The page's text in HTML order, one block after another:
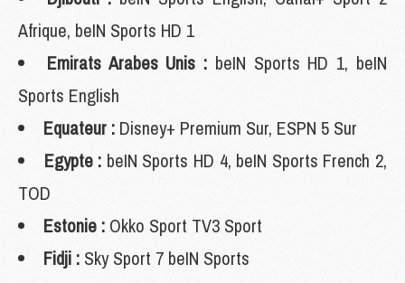
Afrique, beIN Sports HD 1
Emirats Arabes Unis : beIN Sports HD 1, beIN
Sports English
Equateur : Disney+ Premium Sur, ESPN 5 Sur
Egypte : beIN Sports HD 4, beIN Sports French 2,
TOD
Estonie : Okko Sport TV3 Sport
Fidji : Sky Sport 7 beIN Sports